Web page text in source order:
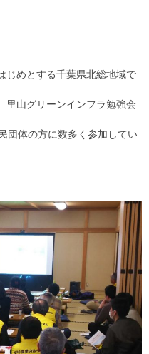
じめとする千葉県北総地域で
里山グリーンインフラ勉強会
団体の方に数多く参加してい